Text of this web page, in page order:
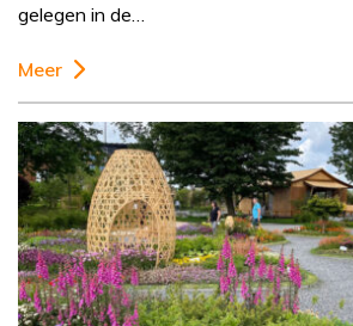
gelegen in de…
Meer